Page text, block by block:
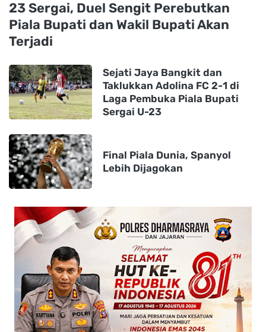
23 Sergai, Duel Sengit Perebutkan
Piala Bupati dan Wakil Bupati Akan
Terjadi
Sejati Jaya Bangkit dan
Taklukkan Adolina FC 2-1 di
Laga Pembuka Piala Bupati
Sergai U-23
Final Piala Dunia, Spanyol
Lebih Dijagokan